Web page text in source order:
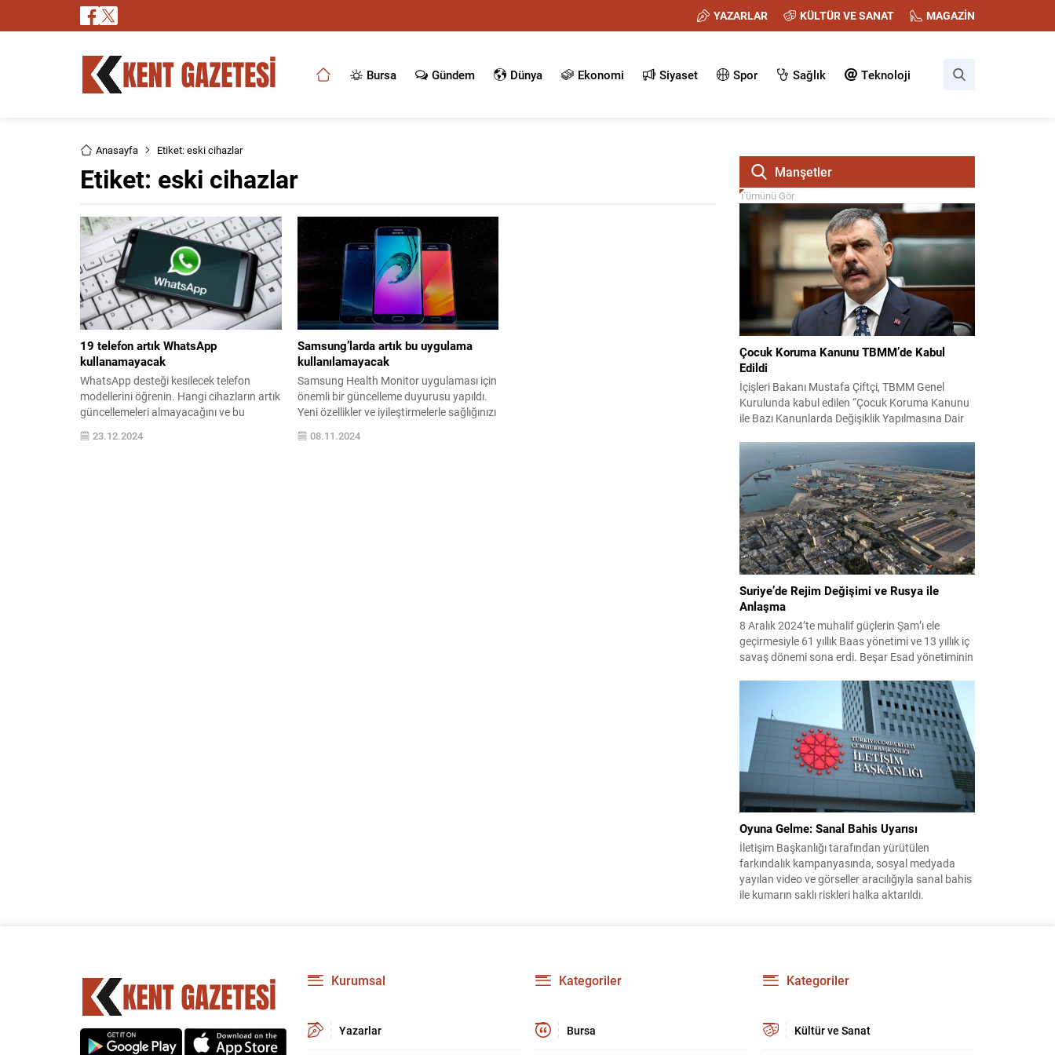
YAZARLAR KÜLTÜR VE SANAT MAGAZİN
Bursa Gündem Dünya Ekonomi Siyaset Spor Sağlık Teknoloji
Anasayfa Etiket: eski cihazlar
Etiket: eski cihazlar
19 telefon artık WhatsApp
kullanamayacak
WhatsApp desteği kesilecek telefon
modellerini öğrenin. Hangi cihazların artık
güncellemeleri almayacağını ve bu
durumun kullanıcılar için ne anlama
geldiğini keşfedin. Bilgilerinizi güncel
23.12.2024
Samsung’larda artık bu uygulama
kullanılamayacak
Samsung Health Monitor uygulaması için
önemli bir güncelleme duyurusu yapıldı.
Yeni özellikler ve iyileştirmelerle sağlığınızı
daha iyi takip edin. Detaylar için
makalemizi ziyaret edin!
08.11.2024
Manşetler
Tümünü Gör
Çocuk Koruma Kanunu TBMM’de Kabul
Edildi
İçişleri Bakanı Mustafa Çiftçi, TBMM Genel
Kurulunda kabul edilen “Çocuk Koruma Kanunu
ile Bazı Kanunlarda Değişiklik Yapılmasına Dair
hesabından açıklama yaptı. Bakan Çiftçi,
çocukları kötülüğe terk etmeyeceklerini
vurgulayarak, her çocuğun korunmasının
toplumun geleceğine yapılan yatırım olduğunu
belirtti. Çiftçi, devletin bu düzenlemeyle sadece
ceza vermekle kalmayacağını;...
Suriye’de Rejim Değişimi ve Rusya ile
Anlaşma
8 Aralık 2024’te muhalif güçlerin Şam’ı ele
geçirmesiyle 61 yıllık Baas yönetimi ve 13 yıllık iç
savaş dönemi sona erdi. Beşar Esad yönetiminin
boşlukla karşı karşıya kaldı; Esad ise destekçisi
Rusya’ya sığındı. Yeni dönemde Suriye, barış ve
normalleşme adımları atarken Rusya ile...
Oyuna Gelme: Sanal Bahis Uyarısı
İletişim Başkanlığı tarafından yürütülen
farkındalık kampanyasında, sosyal medyada
yayılan video ve görseller aracılığıyla sanal bahis
ile kumarın saklı riskleri halka aktarıldı.
düşüncesinin kullanıcıyı daha fazla oynamaya...
Kurumsal
Yazarlar
Kategoriler
Bursa
Kategoriler
Kültür ve Sanat